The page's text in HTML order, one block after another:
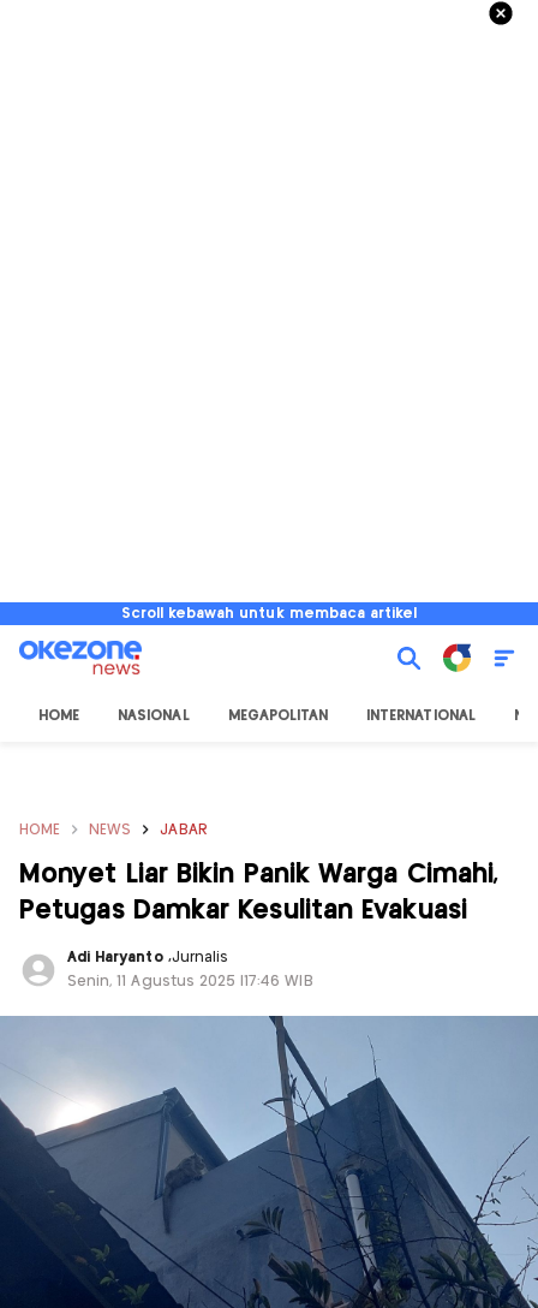
Scroll kebawah untuk membaca artikel
HOME NASIONAL MEGAPOLITAN INTERNATIONAL
HOME NEWS JABAR
Monyet Liar Bikin Panik Warga Cimahi,
Petugas Damkar Kesulitan Evakuasi
Adi Haryanto ,Jurnalis
Senin, 11 Agustus 2025 |17:46 WIB